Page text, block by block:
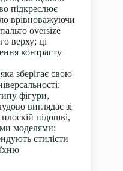
підкреслює
врівноважуючи
oversize
верху; ці
контрасту
зберігає свою
фігури,
виглядає зі
підошві,
моделями;
стилісти